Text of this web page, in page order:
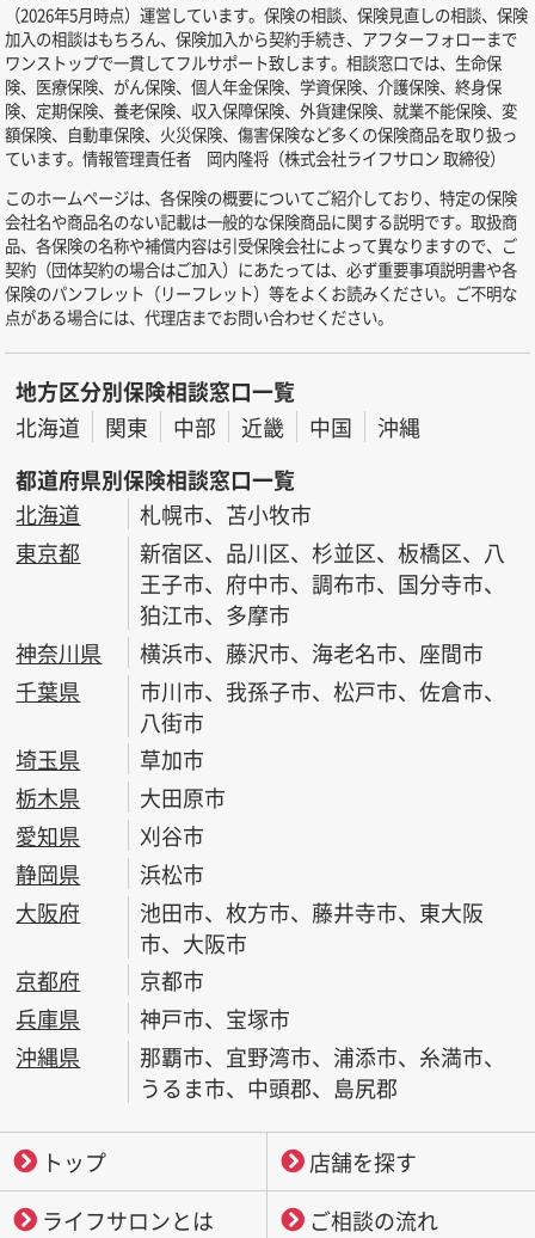
（2026年5月時点）運営しています。保険の相談、保険見直しの相談、保険
加入の相談はもちろん、保険加入から契約手続き、アフターフォローまで
ワンストップで一貫してフルサポート致します。相談窓口では、生命保
険、医療保険、がん保険、個人年金保険、学資保険、介護保険、終身保
険、定期保険、養老保険、収入保障保険、外貨建保険、就業不能保険、変
額保険、自動車保険、火災保険、傷害保険など多くの保険商品を取り扱っ
ています。情報管理責任者 岡内隆将（株式会社ライフサロン 取締役）
このホームページは、各保険の概要についてご紹介しており、特定の保険
会社名や商品名のない記載は一般的な保険商品に関する説明です。取扱商
品、各保険の名称や補償内容は引受保険会社によって異なりますので、ご
契約（団体契約の場合はご加入）にあたっては、必ず重要事項説明書や各
保険のパンフレット（リーフレット）等をよくお読みください。ご不明な
点がある場合には、代理店までお問い合わせください。
地方区分別保険相談窓口一覧
北海道
関東 中部 近畿 中国
沖縄
都道府県別保険相談窓口一覧
北海道
札幌市、苫小牧市
東京都
新宿区、品川区、杉並区、板橋区、八
王子市、府中市、調布市、国分寺市、
狛江市、多摩市
神奈川県
横浜市、藤沢市、海老名市、座間市
千葉県
市川市、我孫子市、松戸市、佐倉市、
八街市
埼玉県
草加市
栃木県
大田原市
愛知県
刈谷市
静岡県
浜松市
大阪府
池田市、枚方市、藤井寺市、東大阪
市、大阪市
京都府
京都市
兵庫県
神戸市、宝塚市
沖縄県
那覇市、宜野湾市、浦添市、糸満市、
うるま市、中頭郡、島尻郡
トップ
店舗を探す
ライフサロンとは
ご相談の流れ